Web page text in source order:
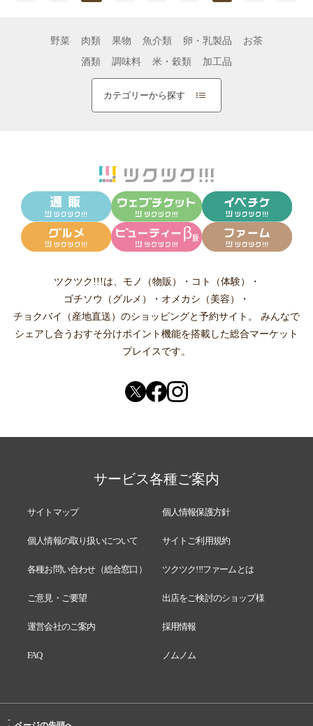
野菜 肉類 果物 魚介類 卵・乳製品
お茶
酒類
調味料 米・穀類 加工品
カテゴリーから探す
ツクツク!!!は、 モノ（物販） ・ コト（体験）
・
ゴチソウ（グルメ）
・ オメカシ（美容）
・
チョクバイ（産地直送） のショッピングと予約サイト。
みんなで
シェアし合う おすそ分けポイント機能を搭載した総合マーケット
プレイスです。
サービス各種ご案内
サイトマップ 個人情報保護方針
個人情報の取り扱いについて サイトご利用規約
各種お問い合わせ（総合窓口） ツクツク!!!ファームとは
ご意見・ご要望 出店をご検討のショップ様
運営会社のご案内 採用情報
FAQ ノムノム
-